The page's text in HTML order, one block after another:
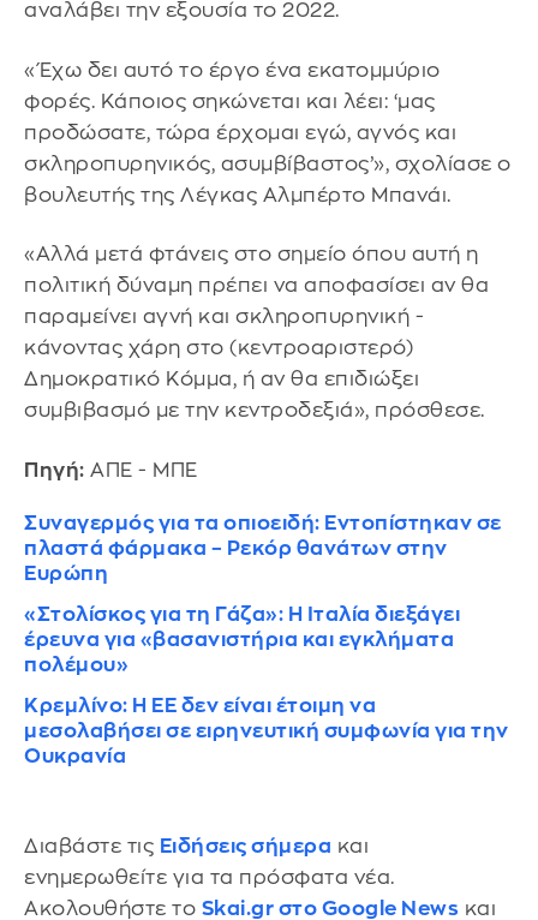
αναλάβει την εξουσία το 2022.
«Έχω δει αυτό το έργο ένα εκατομμύριο
φορές. Κάποιος σηκώνεται και λέει: ‘μας
προδώσατε, τώρα έρχομαι εγώ, αγνός και
σκληροπυρηνικός, ασυμβίβαστος’», σχολίασε ο
βουλευτής της Λέγκας Αλμπέρτο Μπανάι.
«Αλλά μετά φτάνεις στο σημείο όπου αυτή η
πολιτική δύναμη πρέπει να αποφασίσει αν θα
παραμείνει αγνή και σκληροπυρηνική -
κάνοντας χάρη στο (κεντροαριστερό)
Δημοκρατικό Κόμμα, ή αν θα επιδιώξει
συμβιβασμό με την κεντροδεξιά», πρόσθεσε.
Πηγή: ΑΠΕ - ΜΠΕ
Συναγερμός για τα οπιοειδή: Εντοπίστηκαν σε
πλαστά φάρμακα – Ρεκόρ θανάτων στην
Ευρώπη
«Στολίσκος για τη Γάζα»: Η Ιταλία διεξάγει
έρευνα για «βασανιστήρια και εγκλήματα
πολέμου»
Κρεμλίνο: Η ΕΕ δεν είναι έτοιμη να
μεσολαβήσει σε ειρηνευτική συμφωνία για την
Ουκρανία
Διαβάστε τις Ειδήσεις σήμερα και
ενημερωθείτε για τα πρόσφατα νέα.
Ακολουθήστε το Skai.gr στο Google News και